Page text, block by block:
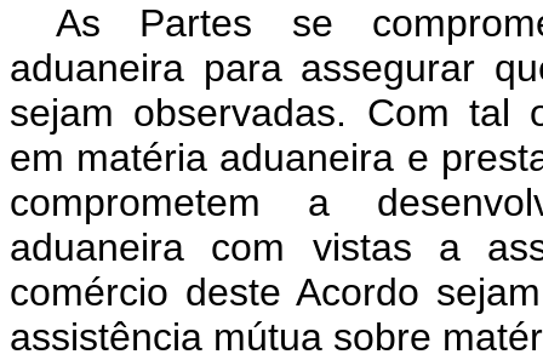
As Partes se
aduaneira para assegurar
sejam observadas. Com tal
em matéria aduaneira e
comprometem a
aduaneira com vistas a
comércio deste Acordo
assistência mútua sobre